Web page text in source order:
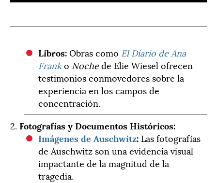
Libros:Obras como El Diario de Ana
Franko Nochede Elie Wiesel ofrecen
testimonios conmovedores sobre la
experiencia en los campos de
concentración.
2.Fotografías y Documentos Históricos:
Imágenes de Auschwitz: Las fotografías
de Auschwitz son una evidencia visual
impactante de la magnitud de la
tragedia.